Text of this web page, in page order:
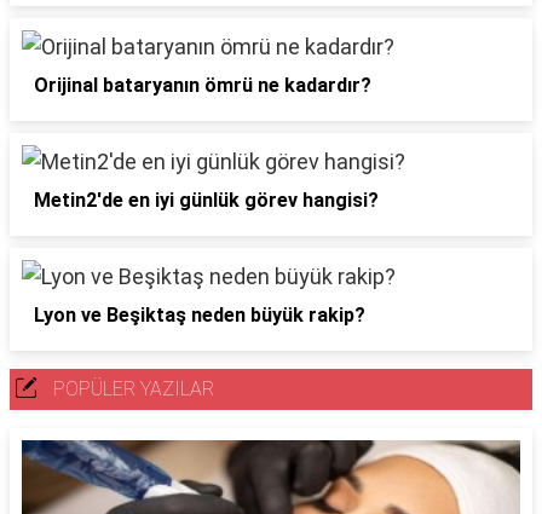
Orijinal bataryanın ömrü ne kadardır?
Metin2'de en iyi günlük görev hangisi?
Lyon ve Beşiktaş neden büyük rakip?
POPÜLER YAZILAR